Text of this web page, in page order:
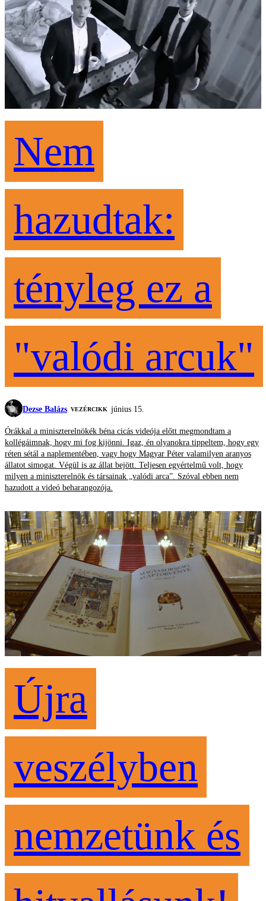
Nem
hazudtak:
tényleg ez a
"valódi arcuk"
Dezse Balázs VEZÉRCIKK június 15.
Órákkal a miniszterelnökék béna cicás videója előtt megmondtam a
kollégáimnak, hogy mi fog kijönni. Igaz, én olyanokra tippeltem, hogy egy
réten sétál a naplementében, vagy hogy Magyar Péter valamilyen aranyos
állatot simogat. Végül is az állat bejött. Teljesen egyértelmű volt, hogy
milyen a miniszterelnök és társainak „valódi arca”. Szóval ebben nem
hazudott a videó beharangozója.
Újra
veszélyben
nemzetünk és